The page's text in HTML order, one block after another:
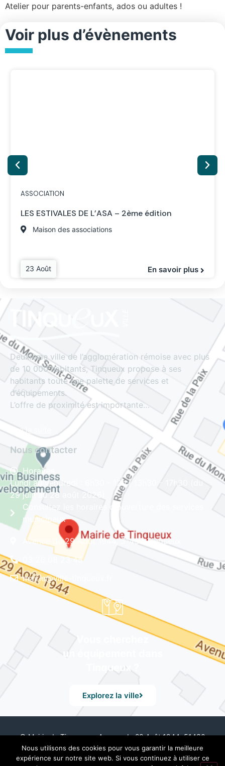
Atelier pour parents-enfants, ados ou adultes !
Voir plus d’évènements
ASSOCIATION
LES ESTIVALES DE L’ASA – 2ème édition
Maison des associations
23 Août En savoir plus
Deuxième ville de l’agglomération rémoise avec plus
de 10 000 habitants, Tinqueux propose à ses
habitants toute une palette de services et
d’équipements.
L’offre de proximité est importante…
Lire la suite
Nous contacter
Horaires
Lundi au vendredi : 8h30 - 12h | 13h30 - 17h30 (du
29 juin au 28 août 2026)
Consultez les horaires d'ouverture des services
municipaux
Avenue du 29 Août 1944, 51430 Tinqueux
03 26 08 23 45
mairie@ville-tinqueux.fr
Vous cherchez
un équipement dans
Tinqueux ?
Explorez la ville
© Mairie de Tinqueux – Avenue du 29 Août 1944, 51430
Tinqueux – Tél. 03 26 08 23 45 – Mentions Légales – Design
by UXid
Nous utilisons des cookies pour vous garantir la meilleure
expérience sur notre site web. Si vous continuez à utiliser ce